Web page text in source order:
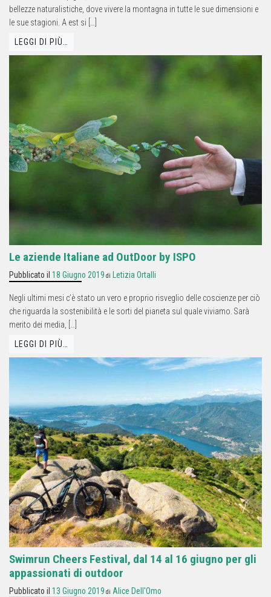
bellezze naturalistiche, dove vivere la montagna in tutte le sue dimensioni e
le sue stagioni. A est si […]
LEGGI DI PIÙ…
Le aziende Italiane ad OutDoor by ISPO
Pubblicato il 18 Giugno 2019 di Letizia Ortalli
Negli ultimi mesi c’è stato un vero e proprio risveglio delle coscienze per ciò
che riguarda la sostenibilità e le sorti del pianeta sul quale viviamo. Sarà
merito dei media, […]
LEGGI DI PIÙ…
Swimrun Cheers Festival, dal 14 al 16 giugno per gli
appassionati di outdoor
Pubblicato il 13 Giugno 2019 di Alice Dell'Omo